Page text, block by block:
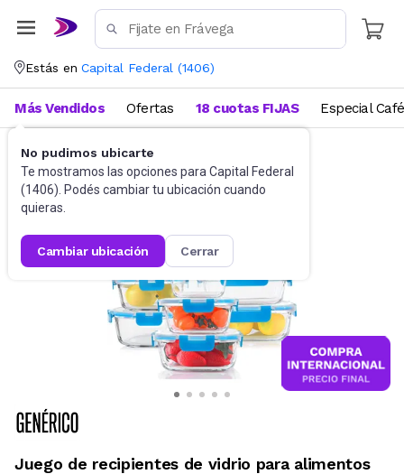
Estás en Capital Federal (1406)
No pudimos ubicarte
Te mostramos las opciones para Capital Federal
(1406). Podés cambiar tu ubicación cuando
quieras.
cambiar ubicación cerrar
Más Vendidos Ofertas 18 cuotas FIJAS Especial Café
Bazar Tuppers
Juego de recipientes de vidrio para alimentos